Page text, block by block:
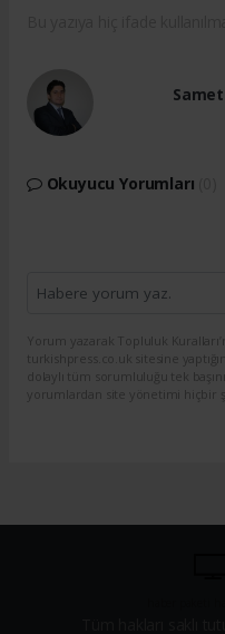
Okuyucu Yorumları
Yorum yazarak Topluluk
turkishpress.co.uk sitesine
dolaylı tüm sorumluluğu tek
yorumlardan site yönetimi hiçbir